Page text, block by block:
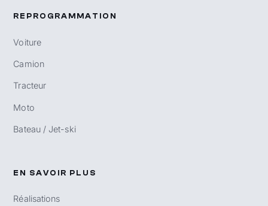
REPROGRAMMATION
Voiture
Camion
Tracteur
Moto
Bateau / Jet-ski
EN SAVOIR PLUS
Réalisations